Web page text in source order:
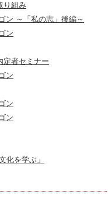
り組み
～「私の志」後編～
ン
定者セミナー
ン
ン
ン
化を学ぶ」